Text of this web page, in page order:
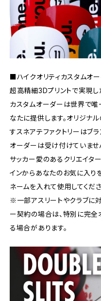
■ハイクオリティカスタムオ
超高精細3Dプリントで実現し
カスタムオーダーは世界で唯
なたに提供します。オリジナ
すスネアテファクトリーはブ
オーダーは受け付けていませ
サッカー愛のあるクリエイタ
インからあなたのお気に入り
ネームを入れて使用してくださ
※一部アスリートやクラブに
ー契約の場合は、特別に完全
る場合があります。